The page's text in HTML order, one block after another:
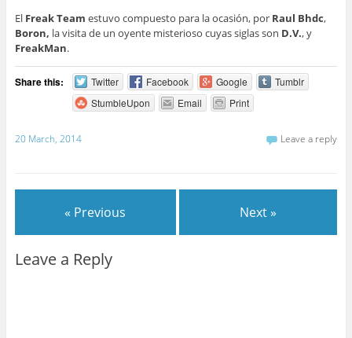
El Freak Team estuvo compuesto para la ocasión, por Raul Bhdc,
Boron, la visita de un oyente misterioso cuyas siglas son D.V., y
FreakMan.
Share this: Twitter Facebook Google
Tumblr
StumbleUpon
Email Print
20 March, 2014 Leave a reply
« Previous Next »
Leave a Reply